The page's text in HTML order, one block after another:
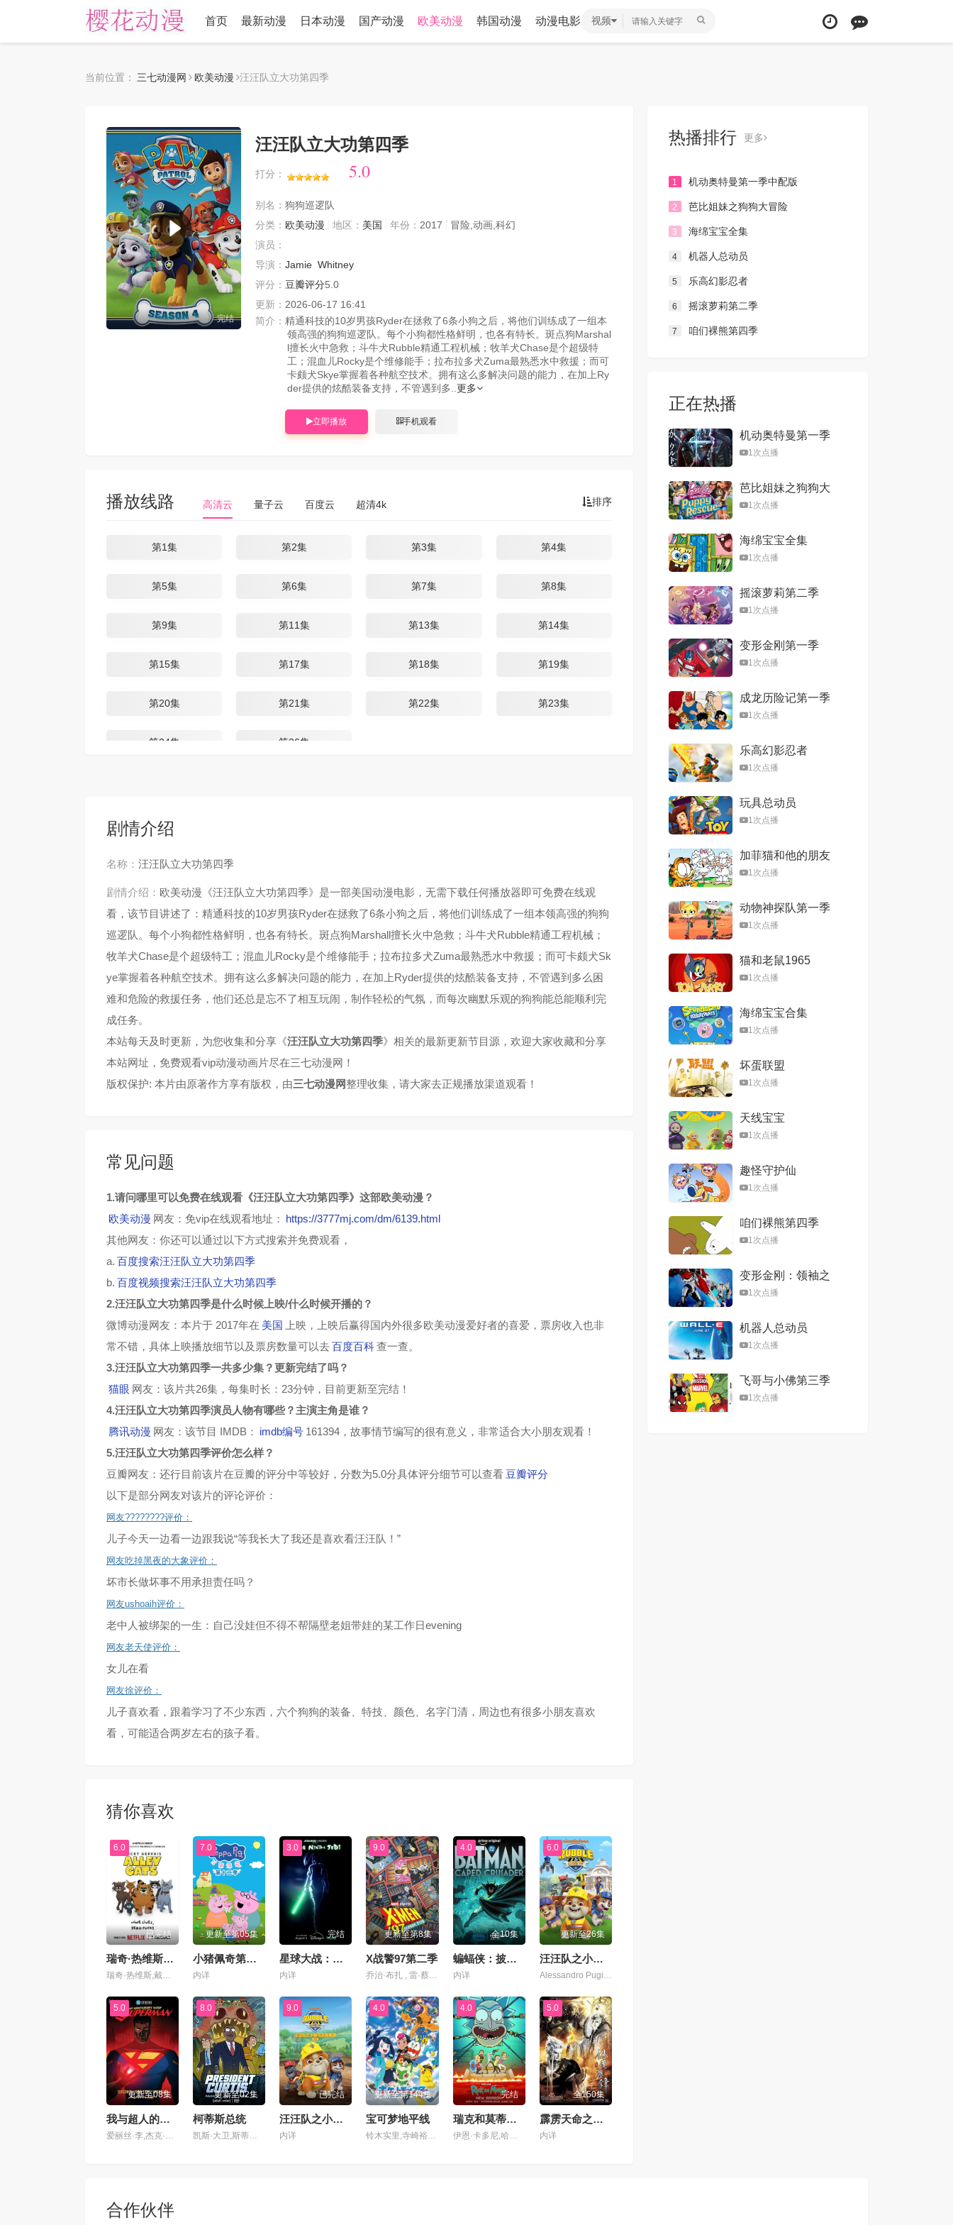
首页 最新动漫 日本动漫 国产动漫 欧美动漫 韩国动漫 动漫电影 视频
当前位置： 三七动漫网 欧美动漫 汪汪队立大功第四季
完结
汪汪队立大功第四季
打分： 5.0
别名： 狗狗巡逻队
分类： 欧美动漫 地区： 美国 年份： 2017
冒险,动画,科幻
演员：
导演： Jamie Whitney
评分： 豆瓣评分5.0
更新： 2026-06-17 16:41
简介： 精通科技的10岁男孩Ryder在拯救了6条小狗之后，将他们训练成了一组本
领高强的狗狗巡逻队。每个小狗都性格鲜明，也各有特长。斑点狗Marshal
l擅长火中急救；斗牛犬Rubble精通工程机械；牧羊犬Chase是个超级特
工；混血儿Rocky是个维修能手；拉布拉多犬Zuma最熟悉水中救援；而可
卡颇犬Skye掌握着各种航空技术。拥有这么多解决问题的能力，在加上Ry
der提供的炫酷装备支持，不管遇到多.. 更多
立即播放 手机观看
排序
播放线路 高清云 量子云 百度云 超清4k
第1集 第2集 第3集 第4集
第5集 第6集 第7集 第8集
第9集 第11集 第13集 第14集
第15集 第17集 第18集 第19集
第20集 第21集 第22集 第23集
第24集 第26集
剧情介绍
名称： 汪汪队立大功第四季
剧情介绍： 欧美动漫《汪汪队立大功第四季》是一部美国动漫电影，无需下载任何播放器即可免费在线观
看，该节目讲述了：精通科技的10岁男孩Ryder在拯救了6条小狗之后，将他们训练成了一组本领高强的狗狗
巡逻队。每个小狗都性格鲜明，也各有特长。斑点狗Marshall擅长火中急救；斗牛犬Rubble精通工程机械；
牧羊犬Chase是个超级特工；混血儿Rocky是个维修能手；拉布拉多犬Zuma最熟悉水中救援；而可卡颇犬Sk
ye掌握着各种航空技术。拥有这么多解决问题的能力，在加上Ryder提供的炫酷装备支持，不管遇到多么困
难和危险的救援任务，他们还总是忘不了相互玩闹，制作轻松的气氛，而每次幽默乐观的狗狗能总能顺利完
成任务。
本站每天及时更新，为您收集和分享《汪汪队立大功第四季》相关的最新更新节目源，欢迎大家收藏和分享
本站网址，免费观看vip动漫动画片尽在三七动漫网！
版权保护: 本片由原著作方享有版权，由三七动漫网整理收集，请大家去正规播放渠道观看！
常见问题
1.请问哪里可以免费在线观看《汪汪队立大功第四季》这部欧美动漫？
欧美动漫 网友：免vip在线观看地址： https://3777mj.com/dm/6139.html
其他网友：你还可以通过以下方式搜索并免费观看，
a. 百度搜索汪汪队立大功第四季
b. 百度视频搜索汪汪队立大功第四季
2.汪汪队立大功第四季是什么时候上映/什么时候开播的？
微博动漫网友：本片于 2017年在 美国
上映，上映后赢得国内外很多欧美动漫爱好者的喜爱，票房收入也非
常不错，具体上映播放细节以及票房数量可以去百度百科查一查。
3.汪汪队立大功第四季一共多少集？更新完结了吗？
猫眼 网友：该片共26集，每集时长：23分钟，目前更新至完结！
4.汪汪队立大功第四季演员人物有哪些？主演主角是谁？
腾讯动漫 网友：该节目 IMDB： imdb编号 161394，故事情节编写的很有意义，非常适合大小朋友观看！
5.汪汪队立大功第四季评价怎么样？
豆瓣网友：还行目前该片在豆瓣的评分中等较好，分数为5.0分具体评分细节可以查看 豆瓣评分
以下是部分网友对该片的评论评价：
网友????????评价：
儿子今天一边看一边跟我说“等我长大了我还是喜欢看汪汪队！”
网友吃掉黑夜的大象评价：
坏市长做坏事不用承担责任吗？
网友ushoaih评价：
老中人被绑架的一生：自己没娃但不得不帮隔壁老姐带娃的某工作日evening
网友老天使评价：
女儿在看
网友徐评价：
儿子喜欢看，跟着学习了不少东西，六个狗狗的装备、特技、颜色、名字门清，周边也有很多小朋友喜欢
看，可能适合两岁左右的孩子看。
猜你喜欢
6.0
已完结
瑞奇·热维斯之街猫一族
瑞奇·热维斯,戴安·摩根,汤姆·巴斯登,大卫·厄尔,乔·哈特利,安德鲁·布鲁克,凯丽·戈德利曼,娜塔莉·卡西迪,托尼·威
7.0
更新至第05集
小猪佩奇第十二季国语
内详
3.0
完结
星球大战：幻境—第九个绝地武士
内详
9.0
更新至第8集
X战警97第二季
乔治·布扎 , 雷·蔡斯 , 霍莉·周 , 卡尔·J·杜德 , 詹妮弗·黑尔 , JP·卡利亚赫 , 罗斯·马昆德 , 艾莉森·西莉-史密斯 , 马修·沃特森 , 伦诺·赞恩 , 迈克尔·约翰斯顿
4.0
全10集
蝙蝠侠：披风战士第二季
内详
6.0
更新至26集
汪汪队之小砾与工程家族第三季
Alessandro Pugiotto,Leslie Adlam,拉克斯顿·汉斯贝克
5.0
更新至08集
我与超人的冒险第三季
爱丽丝·李,杰克·奎德,卢卡斯·格拉比,黛布拉·威尔逊,马克斯·迈特尔曼,凯萨琳·塔柏,克里斯·帕内尔,文森·童,珍妮·提拉多,伊斯梅尔·萨希德,小戴维·艾瑞歌,琪亚娜·玛黛拉
8.0
更新至02集
柯蒂斯总统
凯斯·大卫,斯蒂芬妮·比翠丝,吉姆·拉什,丹·巴克达尔,凯尔茜·斯科特
9.0
已完结
汪汪队之小砾与工程家族第三季国语
内详
4.0
更新至第144集
宝可梦地平线
铃木实里,寺崎裕香,青山吉能,八代拓,大谷育江,林原惠美,山下大辉,浪川大辅,本渡枫,喜多村英梨,佐仓绫音,三宅健太,真堂圭,塾一久,田边幸辅,志田有彩,堀江瞬,古川慎
4.0
完结
瑞克和莫蒂第九季
伊恩·卡多尼,哈利·贝尔登,萨拉·乔克,克里斯·帕内尔,斯宾瑟·格拉默
5.0
全150集
霹雳天命之仙魔鏖锋
内详
热播排行 更多
1 机动奥特曼第一季中配版
2 芭比姐妹之狗狗大冒险
3 海绵宝宝全集
4 机器人总动员
5 乐高幻影忍者
6 摇滚萝莉第二季
7 咱们裸熊第四季
正在热播
机动奥特曼第一季
中配版
1次点播
芭比姐妹之狗狗大
冒险
1次点播
海绵宝宝全集
1次点播
摇滚萝莉第二季
1次点播
变形金刚第一季
1次点播
成龙历险记第一季
1次点播
乐高幻影忍者
1次点播
玩具总动员
1次点播
加菲猫和他的朋友
们第一季
1次点播
动物神探队第一季
1次点播
猫和老鼠1965
1次点播
海绵宝宝合集
1次点播
坏蛋联盟
1次点播
天线宝宝
1次点播
趣怪守护仙
1次点播
咱们裸熊第四季
1次点播
变形金刚：领袖之
证第一季
1次点播
机器人总动员
1次点播
飞哥与小佛第三季
1次点播
合作伙伴